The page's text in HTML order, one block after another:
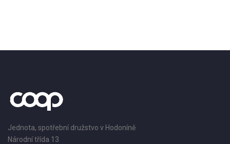
Jednota, spotřební družstvo v Hodoníně
Národní třída 13